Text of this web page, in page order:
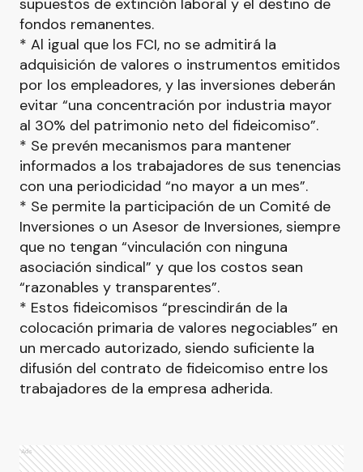
supuestos de extinción laboral y el destino de
fondos remanentes.
* Al igual que los FCI, no se admitirá la
adquisición de valores o instrumentos emitidos
por los empleadores, y las inversiones deberán
evitar “una concentración por industria mayor
al 30% del patrimonio neto del fideicomiso”.
* Se prevén mecanismos para mantener
informados a los trabajadores de sus tenencias
con una periodicidad “no mayor a un mes”.
* Se permite la participación de un Comité de
Inversiones o un Asesor de Inversiones, siempre
que no tengan “vinculación con ninguna
asociación sindical” y que los costos sean
“razonables y transparentes”.
* Estos fideicomisos “prescindirán de la
colocación primaria de valores negociables” en
un mercado autorizado, siendo suficiente la
difusión del contrato de fideicomiso entre los
trabajadores de la empresa adherida.
Ads